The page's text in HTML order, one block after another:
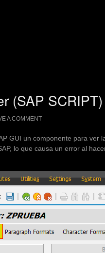
(SAP SCRIPT)
A COMMENT
GUI un componente para ver
lo que causa un error al